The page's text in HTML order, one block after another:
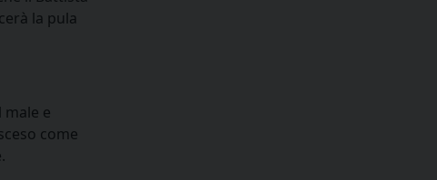
la pula
e
come